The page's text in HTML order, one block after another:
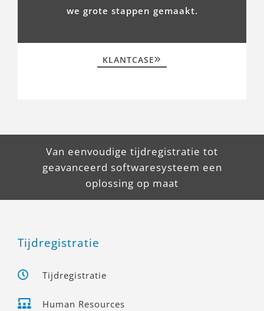
we grote stappen gemaakt.
KLANTCASE
Van eenvoudige tijdregistratie tot
geavanceerd softwaresysteem een
oplossing op maat
Tijdregistratie
Tijdregistratie
Human Resources